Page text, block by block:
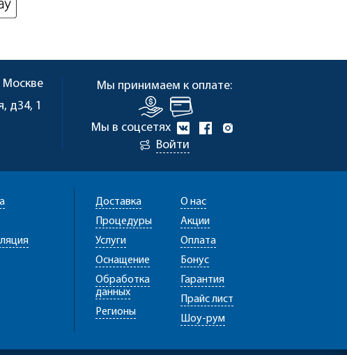
Москве
д34, 1
Мы принимаем к оплате:
Мы в соцсетях
Войти
Доставка
Процедуры
Услуги
Оснащение
Обработка
данных
Регионы
О нас
Акции
Оплата
Бонус
Гарантия
Прайс лист
Шоу-рум